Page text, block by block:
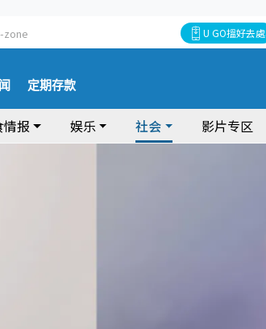
zone U GO搵好去處
定期存款
报 娱乐 社会 影片专区